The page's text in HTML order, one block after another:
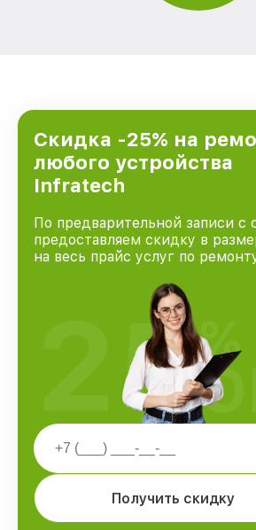
Скидка -25% на
любого устройства
Infratech
По предварительной записи с
предоставляем скидку в
на весь прайс услуг по
Получить скидку
25%